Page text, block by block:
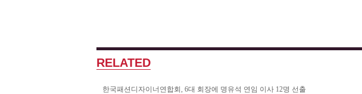
RELATED
한국패션디자이너연합회, 6대 회장에 명유석 연임 이사 12명 선출